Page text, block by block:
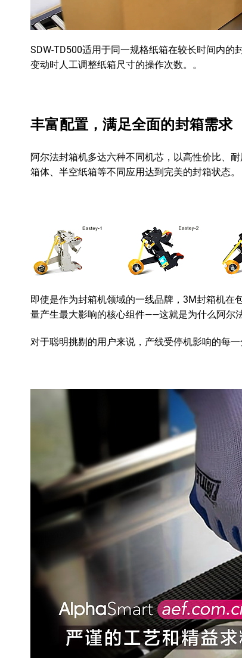
SDW-TD500适用于同一规格纸箱在较长时间内的
变动时人工调整纸箱尺寸的操作次数。。
丰富配置，满足全面的封箱需求
阿尔法封箱机多达六种不同机芯， 以高性价比、
箱体、半空纸箱等不同应用达到完美的封箱状态。
即使是作为封箱机领域的一线品牌，3M封箱机在
量产生最大影响的核心组件——这就是为什么阿尔
对于聪明挑剔的用户来说，产线受停机影响的每